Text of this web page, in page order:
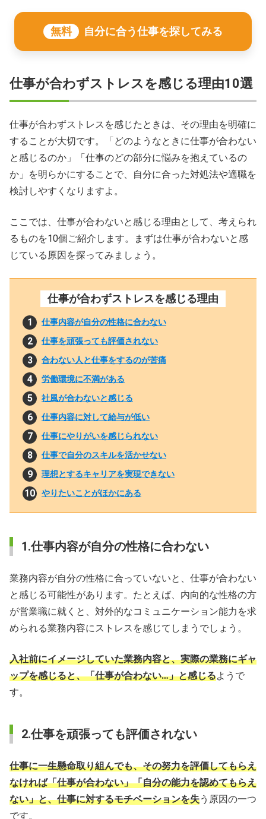
無料 自分に合う仕事を探してみる
仕事が合わずストレスを感じる理由10選
仕事が合わずストレスを感じたときは、その理由を明確に
することが大切です。「どのようなときに仕事が合わない
と感じるのか」「仕事のどの部分に悩みを抱えているの
か」を明らかにすることで、自分に合った対処法や適職を
検討しやすくなりますよ。
ここでは、仕事が合わないと感じる理由として、考えられ
るものを10個ご紹介します。まずは仕事が合わないと感
じている原因を探ってみましょう。
仕事が合わずストレスを感じる理由
仕事内容が自分の性格に合わない
仕事を頑張っても評価されない
合わない人と仕事をするのが苦痛
労働環境に不満がある
社風が合わないと感じる
仕事内容に対して給与が低い
仕事にやりがいを感じられない
仕事で自分のスキルを活かせない
理想とするキャリアを実現できない
やりたいことがほかにある
1.仕事内容が自分の性格に合わない
業務内容が自分の性格に合っていないと、仕事が合わない
と感じる可能性があります。たとえば、内向的な性格の方
が営業職に就くと、対外的なコミュニケーション能力を求
められる業務内容にストレスを感じてしまうでしょう。
入社前にイメージしていた業務内容と、実際の業務にギャ
ップを感じると、「仕事が合わない…」と感じるようで
す。
2.仕事を頑張っても評価されない
仕事に一生懸命取り組んでも、その努力を評価してもらえ
なければ「仕事が合わない」「自分の能力を認めてもらえ
ない」と、仕事に対するモチベーションを失う原因の一つ
です。